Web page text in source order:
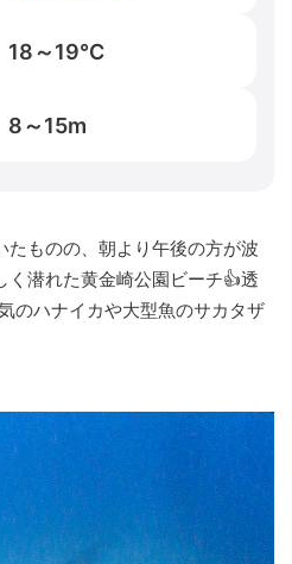
18～19℃
8～15m
たものの、朝より午後の方が波
く潜れた黄金崎公園ビーチ👍透
のハナイカや大型魚のサカタザ